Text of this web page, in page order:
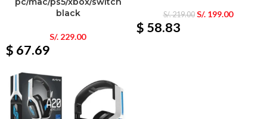
black
S/.229.00
$ 67.69
S/.219.00 S/.199.00
$ 58.83